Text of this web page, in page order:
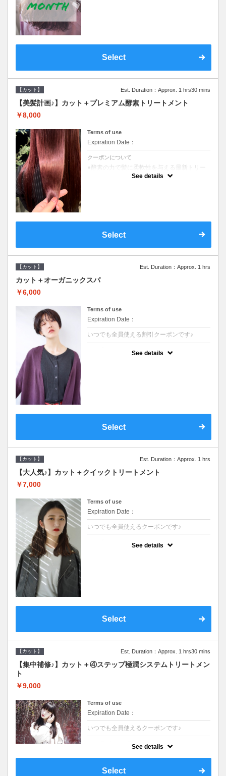
Select
【カット】 Est. Duration：Approx. 1 hrs30 mins
【美髪計画♪】カット＋プレミアム酵素トリートメント
￥8,000
Terms of use
Expiration Date：
クーポンについて
●酵素の力で髪に柔軟性を与える最新トリー
トメント●ＳＢ込●長さ料金あり《こちらのク
ーポンご利用のお客様のみ》オリジナル酵素
See details
Select
【カット】 Est. Duration：Approx. 1 hrs
カット＋オーガニックスパ
￥6,000
Terms of use
Expiration Date：
いつでも全員使える割引クーポンです♪
See details
Select
【カット】 Est. Duration：Approx. 1 hrs
【大人気♪】カット＋クイックトリートメント
￥7,000
Terms of use
Expiration Date：
いつでも全員使えるクーポンです♪
See details
Select
【カット】 Est. Duration：Approx. 1 hrs30 mins
【集中補修♪】カット＋④ステップ極潤システムトリートメン
ト
￥9,000
Terms of use
Expiration Date：
いつでも全員使えるクーポンです♪
ら修復し美髪へと導く最新4stepトリートメ
ント☆内側からしっかり修復したい方に♪
See details
Select